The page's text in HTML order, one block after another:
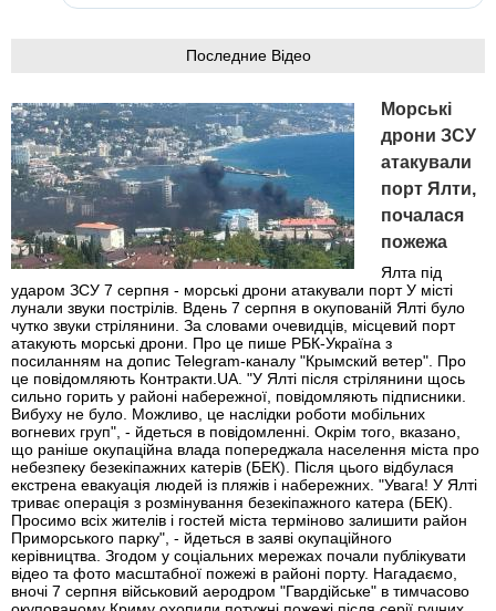
Последние Відео
Морські
дрони ЗСУ
атакували
порт Ялти,
почалася
пожежа
Ялта під
ударом ЗСУ 7 серпня - морські дрони атакували порт У місті
лунали звуки пострілів. Вдень 7 серпня в окупованій Ялті було
чутко звуки стрілянини. За словами очевидців, місцевий порт
атакують морські дрони. Про це пише РБК-Україна з
посиланням на допис Telegram-каналу "Крымский ветер". Про
це повідомляють Контракти.UA. "У Ялті після стрілянини щось
сильно горить у районі набережної, повідомляють підписники.
Вибуху не було. Можливо, це наслідки роботи мобільних
вогневих груп", - йдеться в повідомленні. Окрім того, вказано,
що раніше окупаційна влада попереджала населення міста про
небезпеку безекіпажних катерів (БЕК). Після цього відбулася
екстрена евакуація людей із пляжів і набережних. "Увага! У Ялті
триває операція з розмінування безекіпажного катера (БЕК).
Просимо всіх жителів і гостей міста терміново залишити район
Приморського парку", - йдеться в заяві окупаційного
керівництва. Згодом у соціальних мережах почали публікувати
відео та фото масштабної пожежі в районі порту. Нагадаємо,
вночі 7 серпня військовий аеродром "Гвардійське" в тимчасово